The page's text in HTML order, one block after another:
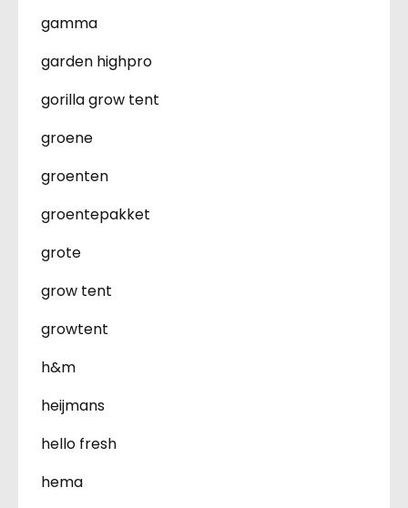
gamma
garden highpro
gorilla grow tent
groene
groenten
groentepakket
grote
grow tent
growtent
h&m
heijmans
hello fresh
hema